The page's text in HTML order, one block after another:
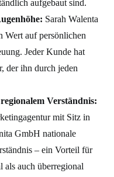
aufgebaut sind.
Sarah Walenta
Wert auf persönlichen
Jeder Kunde hat
der ihn durch jeden
Verständnis:
mit Sitz in
GmbH nationale
– ein Vorteil für
auch überregional